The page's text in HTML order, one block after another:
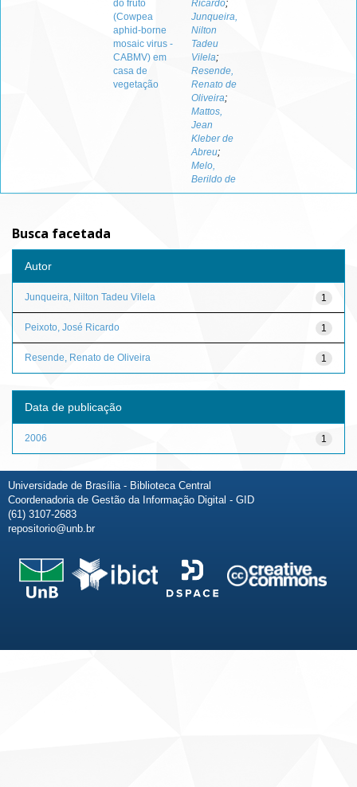
do fruto
(Cowpea
aphid-borne
mosaic virus -
CABMV) em
casa de
vegetação
Ricardo;
Junqueira,
Nilton
Tadeu
Vilela;
Resende,
Renato de
Oliveira;
Mattos,
Jean
Kleber de
Abreu;
Melo,
Berildo de
Busca facetada
Autor
1
Junqueira, Nilton Tadeu Vilela
1
Peixoto, José Ricardo
1
Resende, Renato de Oliveira
Data de publicação
1
2006
Universidade de Brasília - Biblioteca Central
Coordenadoria de Gestão da Informação Digital - GID
(61) 3107-2683
repositorio@unb.br